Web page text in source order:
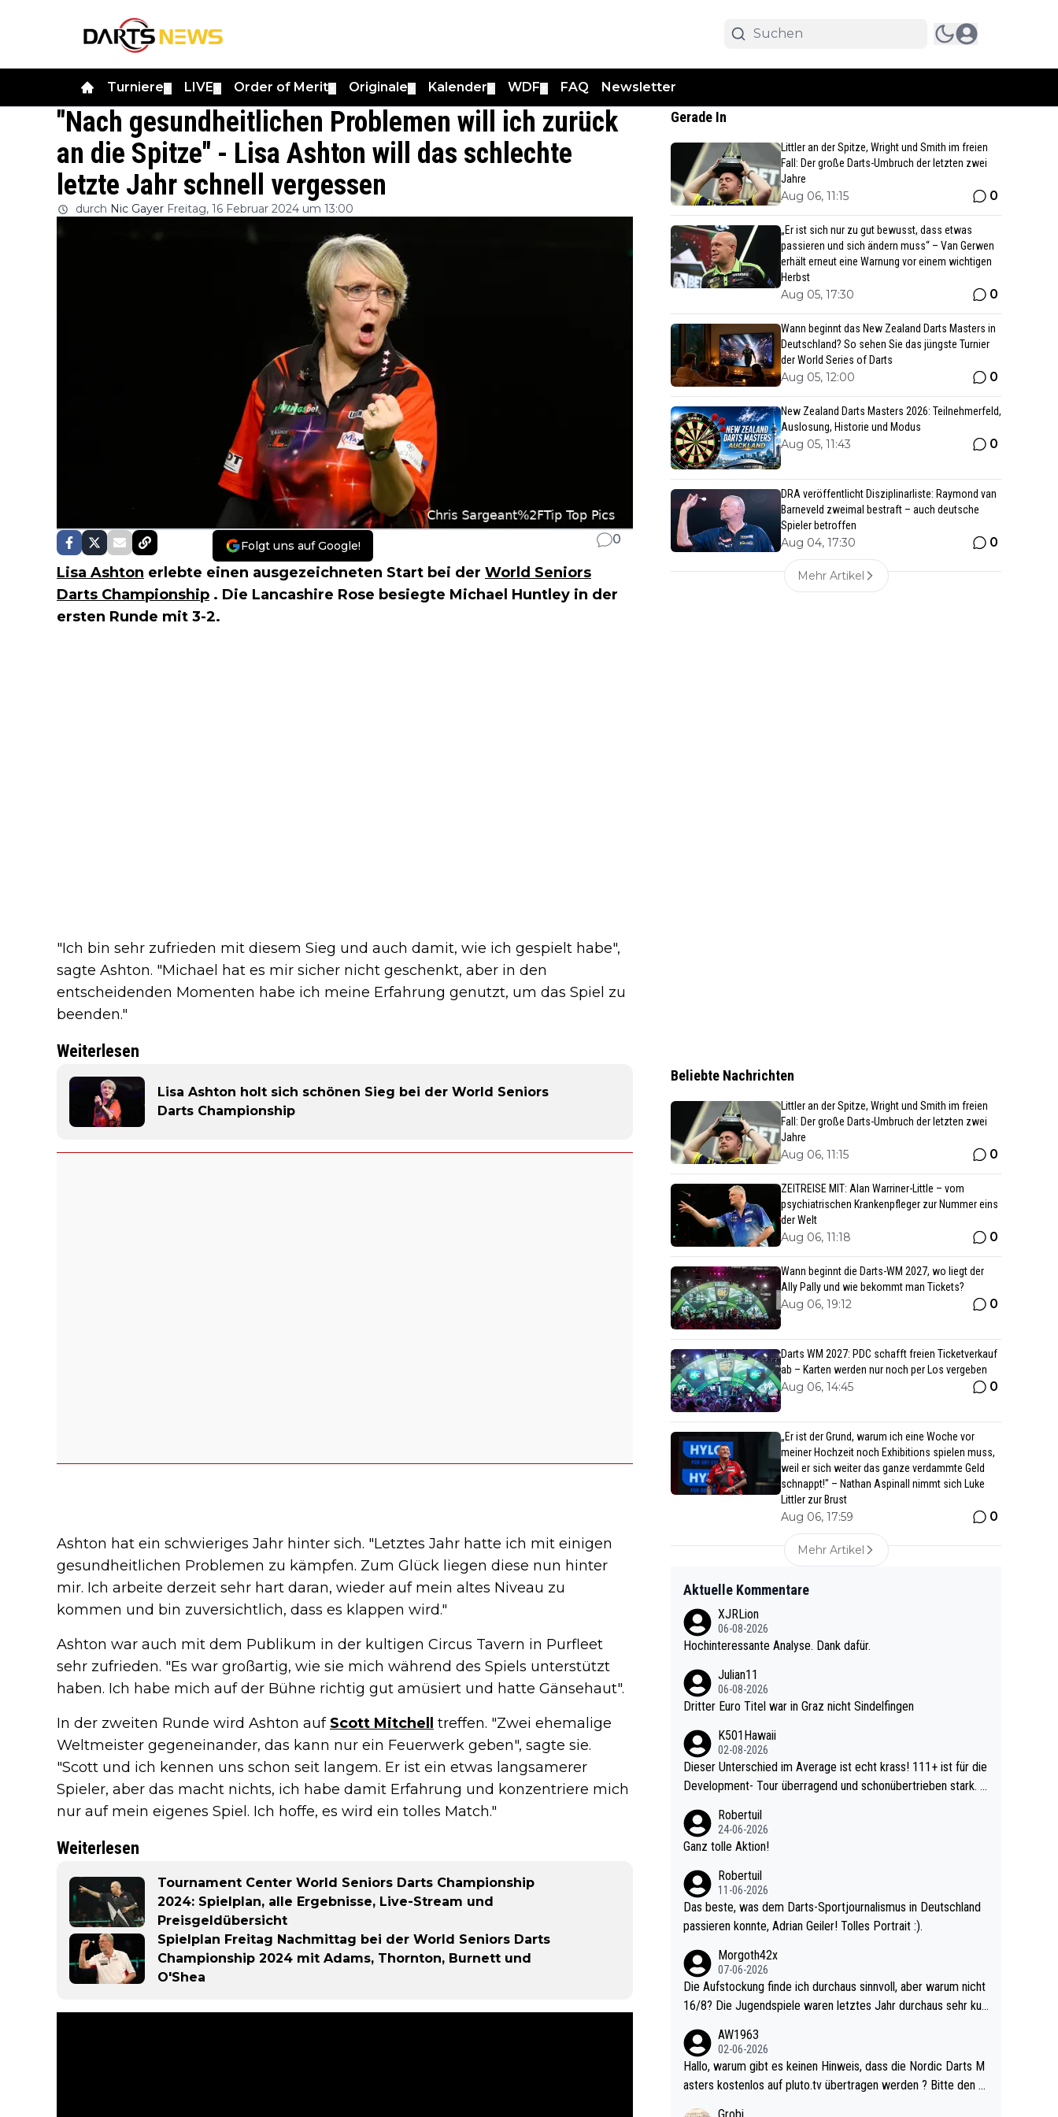
Turniere LIVE Order of Merit Originale Kalender WDF FAQ Newsletter
"Nach gesundheitlichen Problemen will ich zurück
an die Spitze" - Lisa Ashton will das schlechte
letzte Jahr schnell vergessen
durch Nic Gayer Freitag, 16 Februar 2024 um 13:00
Folgt uns auf Google! 0
Lisa Ashton erlebte einen ausgezeichneten Start bei der World Seniors
Darts Championship . Die Lancashire Rose besiegte Michael Huntley in der
ersten Runde mit 3-2.
"Ich bin sehr zufrieden mit diesem Sieg und auch damit, wie ich gespielt habe",
sagte Ashton. "Michael hat es mir sicher nicht geschenkt, aber in den
entscheidenden Momenten habe ich meine Erfahrung genutzt, um das Spiel zu
beenden."
Weiterlesen
Lisa Ashton holt sich schönen Sieg bei der World Seniors
Darts Championship
Ashton hat ein schwieriges Jahr hinter sich. "Letztes Jahr hatte ich mit einigen
gesundheitlichen Problemen zu kämpfen. Zum Glück liegen diese nun hinter
mir. Ich arbeite derzeit sehr hart daran, wieder auf mein altes Niveau zu
kommen und bin zuversichtlich, dass es klappen wird."
Ashton war auch mit dem Publikum in der kultigen Circus Tavern in Purfleet
sehr zufrieden. "Es war großartig, wie sie mich während des Spiels unterstützt
haben. Ich habe mich auf der Bühne richtig gut amüsiert und hatte Gänsehaut".
In der zweiten Runde wird Ashton auf Scott Mitchell
treffen. "Zwei ehemalige
Weltmeister gegeneinander, das kann nur ein Feuerwerk geben", sagte sie.
"Scott und ich kennen uns schon seit langem. Er ist ein etwas langsamerer
Spieler, aber das macht nichts, ich habe damit Erfahrung und konzentriere mich
nur auf mein eigenes Spiel. Ich hoffe, es wird ein tolles Match."
Weiterlesen
Tournament Center World Seniors Darts Championship
2024: Spielplan, alle Ergebnisse, Live-Stream und
Preisgeldübersicht
Spielplan Freitag Nachmittag bei der World Seniors Darts
Championship 2024 mit Adams, Thornton, Burnett und
O'Shea
Gerade In
Littler an der Spitze, Wright und Smith im freien
Fall: Der große Darts-Umbruch der letzten zwei
Jahre
Aug 06, 11:15 0
„Er ist sich nur zu gut bewusst, dass etwas
passieren und sich ändern muss“ – Van Gerwen
erhält erneut eine Warnung vor einem wichtigen
Herbst
Aug 05, 17:30 0
Wann beginnt das New Zealand Darts Masters in
Deutschland? So sehen Sie das jüngste Turnier
der World Series of Darts
Aug 05, 12:00 0
New Zealand Darts Masters 2026: Teilnehmerfeld,
Auslosung, Historie und Modus
Aug 05, 11:43 0
DRA veröffentlicht Disziplinarliste: Raymond van
Barneveld zweimal bestraft – auch deutsche
Spieler betroffen
Aug 04, 17:30 0
Mehr Artikel
Beliebte Nachrichten
Littler an der Spitze, Wright und Smith im freien
Fall: Der große Darts-Umbruch der letzten zwei
Jahre
Aug 06, 11:15 0
ZEITREISE MIT: Alan Warriner-Little – vom
psychiatrischen Krankenpfleger zur Nummer eins
der Welt
Aug 06, 11:18 0
Wann beginnt die Darts-WM 2027, wo liegt der
Ally Pally und wie bekommt man Tickets?
Aug 06, 19:12 0
Darts WM 2027: PDC schafft freien Ticketverkauf
ab – Karten werden nur noch per Los vergeben
Aug 06, 14:45 0
„Er ist der Grund, warum ich eine Woche vor
meiner Hochzeit noch Exhibitions spielen muss,
weil er sich weiter das ganze verdammte Geld
schnappt!" – Nathan Aspinall nimmt sich Luke
Littler zur Brust
Aug 06, 17:59 0
Mehr Artikel
Aktuelle Kommentare
XJRLion
06-08-2026
Hochinteressante Analyse. Dank dafür.
Julian11
06-08-2026
Dritter Euro Titel war in Graz nicht Sindelfingen
K501Hawaii
02-08-2026
Dieser Unterschied im Average ist echt krass! 111+ ist für die
Development- Tour überragend und schonübertrieben stark. U
e mal 40+ erst recht. Da gewinnst keinen Blumentopf - ist ja n
och krasser wie ein Pokalspiel eines Kreisligisten vs einem Bu
Robertuil
24-06-2026
Ganz tolle Aktion!
Robertuil
11-06-2026
Das beste, was dem Darts-Sportjournalismus in Deutschland
passieren konnte, Adrian Geiler! Tolles Portrait :).
Morgoth42x
07-06-2026
Die Aufstockung finde ich durchaus sinnvoll, aber warum nicht
16/8? Die Jugendspiele waren letztes Jahr durchaus sehr kur
l. Allerdings ist Mitchell Lawrie als Nummer 1 der Welt eh quali
fiziert. Somit ändert die automatische Qualifikation des Weltm
eisters erstmal nichts. Ich denke sie wollen damit für nächste
AW1963
02-06-2026
Hallo, warum gibt es keinen Hinweis, dass die Nordic Darts M
asters kostenlos auf pluto.tv übertragen werden ? Bitte den A